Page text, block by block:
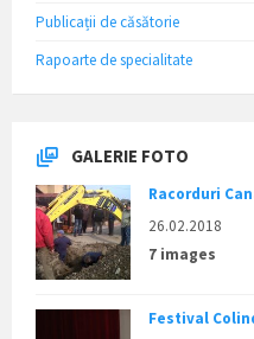
Publicații de căsătorie
Rapoarte de specialitate
GALERIE FOTO
Racorduri
26.02.2018
7 images
Festival